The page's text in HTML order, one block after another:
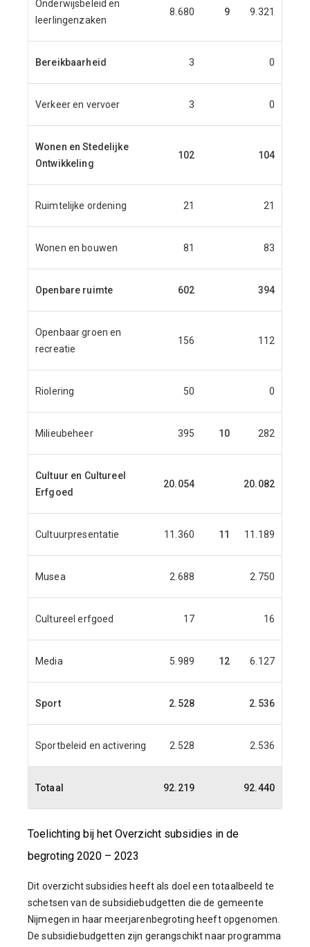
Onderwijsbeleid en
leerlingenzaken
8.680 9 9.321
Bereikbaarheid 3 0
Verkeer en vervoer 3 0
Wonen en Stedelijke
Ontwikkeling
102 104
Ruimtelijke ordening 21 21
Wonen en bouwen 81 83
Openbare ruimte 602 394
Openbaar groen en
recreatie
156 112
Riolering 50 0
Milieubeheer 395 10 282
Cultuur en Cultureel
Erfgoed
20.054 20.082
Cultuurpresentatie 11.360 11 11.189
Musea 2.688 2.750
Cultureel erfgoed 17 16
Media 5.989 12 6.127
Sport 2.528 2.536
Sportbeleid en activering 2.528 2.536
Totaal 92.219 92.440
Toelichting bij het Overzicht subsidies in de
begroting 2020 – 2023
Dit overzicht subsidies heeft als doel een totaalbeeld te
schetsen van de subsidiebudgetten die de gemeente
Nijmegen in haar meerjarenbegroting heeft opgenomen.
De subsidiebudgetten zijn gerangschikt naar programma